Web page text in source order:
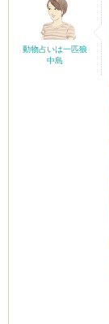
動物占いは一匹狼
中島